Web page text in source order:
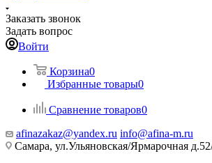
Заказать звонок
Задать вопрос
Войти
Корзина0
Избранные товары0
Сравнение товаров0
afinazakaz@yandex.ru info@afina-m.ru
Самара, ул.Ульяновская/Ярмарочная